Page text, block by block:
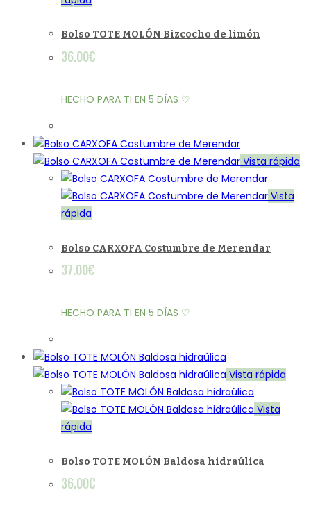
Bolso TOTE MOLÓN Bizcocho de limón
36.00€
HECHO PARA TI EN 5 DÍAS ♡
Vista rápida
Vista
rápida
Bolso CARXOFA Costumbre de Merendar
37.00€
HECHO PARA TI EN 5 DÍAS ♡
Vista rápida
Vista
rápida
Bolso TOTE MOLÓN Baldosa hidraúlica
36.00€